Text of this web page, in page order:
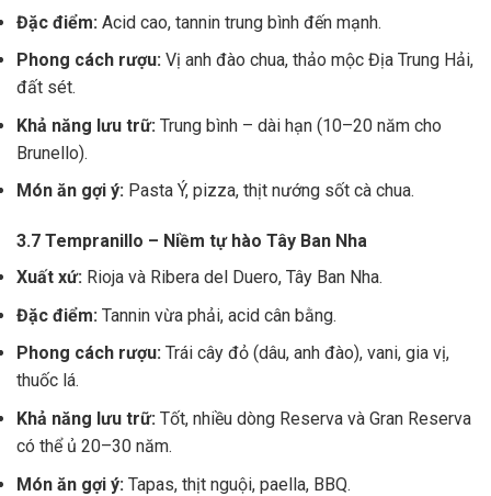
Đặc điểm: Acid cao, tannin trung bình đến mạnh.
Phong cách rượu: Vị anh đào chua, thảo mộc Địa Trung Hải,
đất sét.
Khả năng lưu trữ: Trung bình – dài hạn (10–20 năm cho
Brunello).
Món ăn gợi ý: Pasta Ý, pizza, thịt nướng sốt cà chua.
3.7 Tempranillo – Niềm tự hào Tây Ban Nha
Xuất xứ: Rioja và Ribera del Duero, Tây Ban Nha.
Đặc điểm: Tannin vừa phải, acid cân bằng.
Phong cách rượu: Trái cây đỏ (dâu, anh đào), vani, gia vị,
thuốc lá.
Khả năng lưu trữ: Tốt, nhiều dòng Reserva và Gran Reserva
có thể ủ 20–30 năm.
Món ăn gợi ý: Tapas, thịt nguội, paella, BBQ.